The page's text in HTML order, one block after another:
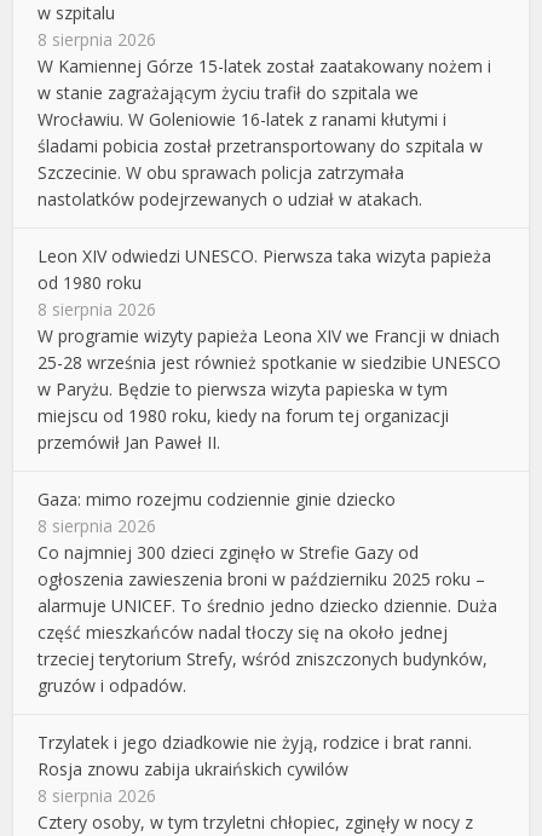
w szpitalu
8 sierpnia 2026
W Kamiennej Górze 15-latek został zaatakowany nożem i
w stanie zagrażającym życiu trafił do szpitala we
Wrocławiu. W Goleniowie 16-latek z ranami kłutymi i
śladami pobicia został przetransportowany do szpitala w
Szczecinie. W obu sprawach policja zatrzymała
nastolatków podejrzewanych o udział w atakach.
Leon XIV odwiedzi UNESCO. Pierwsza taka wizyta papieża
od 1980 roku
8 sierpnia 2026
W programie wizyty papieża Leona XIV we Francji w dniach
25-28 września jest również spotkanie w siedzibie UNESCO
w Paryżu. Będzie to pierwsza wizyta papieska w tym
miejscu od 1980 roku, kiedy na forum tej organizacji
przemówił Jan Paweł II.
Gaza: mimo rozejmu codziennie ginie dziecko
8 sierpnia 2026
Co najmniej 300 dzieci zginęło w Strefie Gazy od
ogłoszenia zawieszenia broni w październiku 2025 roku –
alarmuje UNICEF. To średnio jedno dziecko dziennie. Duża
część mieszkańców nadal tłoczy się na około jednej
trzeciej terytorium Strefy, wśród zniszczonych budynków,
gruzów i odpadów.
Trzylatek i jego dziadkowie nie żyją, rodzice i brat ranni.
Rosja znowu zabija ukraińskich cywilów
8 sierpnia 2026
Cztery osoby, w tym trzyletni chłopiec, zginęły w nocy z